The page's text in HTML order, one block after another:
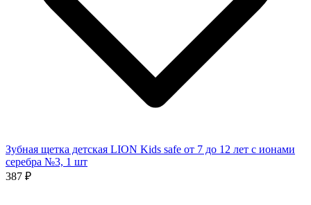
Зубная щетка детская LION Kids safe от 7 до 12 лет с ионами
серебра №3, 1 шт
387 ₽